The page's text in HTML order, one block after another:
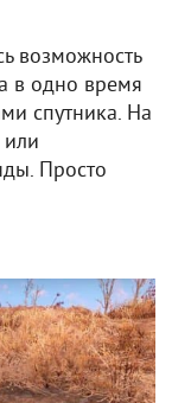
возможность
в одно время
спутника. На
или
Просто